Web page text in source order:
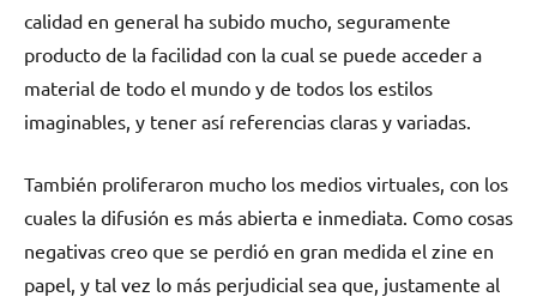
calidad en general ha subido mucho, seguramente
producto de la facilidad con la cual se puede acceder a
material de todo el mundo y de todos los estilos
imaginables, y tener así referencias claras y variadas.
También proliferaron mucho los medios virtuales, con los
cuales la difusión es más abierta e inmediata. Como cosas
negativas creo que se perdió en gran medida el zine en
papel, y tal vez lo más perjudicial sea que, justamente al